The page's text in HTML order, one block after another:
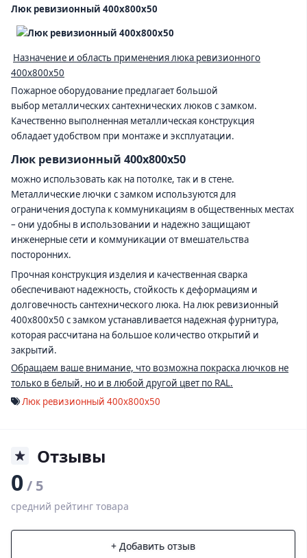
Люк ревизионный 400х800х50
Назначение и область применения люка ревизионного
400х800х50
Пожарное оборудование предлагает большой
выбор металлических сантехнических люков с замком.
Качественно выполненная металлическая конструкция
обладает удобством при монтаже и эксплуатации.
Люк ревизионный 400х800х50
можно использовать как на потолке, так и в стене.
Металлические лючки с замком используются для
ограничения доступа к коммуникациям в общественных местах
– они удобны в использовании и надежно защищают
инженерные сети и коммуникации от вмешательства
посторонних.
Прочная конструкция изделия и качественная сварка
обеспечивают надежность, стойкость к деформациям и
долговечность сантехнического люка. На люк ревизионный
400х800х50 с замком устанавливается надежная фурнитура,
которая рассчитана на большое количество открытий и
закрытий.
Обращаем ваше внимание, что возможна покраска лючков не
только в белый, но и в любой другой цвет по RAL.
Люк ревизионный 400х800х50
Отзывы
0/ 5
средний рейтинг товара
+ Добавить отзыв